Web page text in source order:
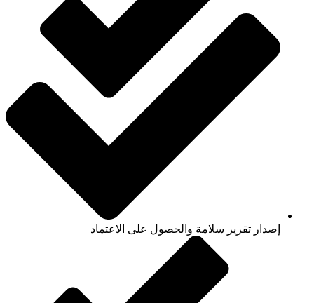
إصدار تقرير سلامة والحصول على الاعتماد